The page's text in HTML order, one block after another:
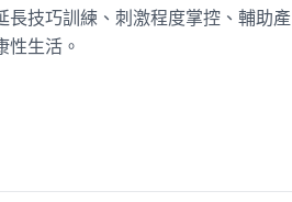
長技巧訓練、刺激程度掌控、輔助產
性生活。